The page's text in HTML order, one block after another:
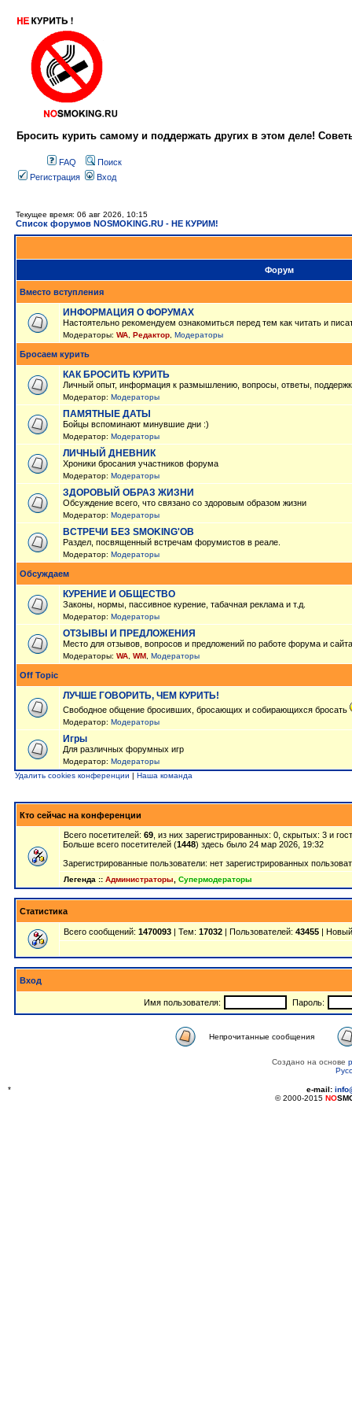
Бросить курить самому и поддержать других в этом деле!
FAQ
Поиск
Регистрация
Вход
Текущее время: 06 авг 2026, 10:15
Список форумов NOSMOKING.RU - НЕ КУРИМ!
Форум
Вместо вступления
ИНФОРМАЦИЯ О ФОРУМАХ
Настоятельно рекомендуем ознакомиться перед тем как читать и
Модераторы: WA Редактор Модераторы
Бросаем курить
КАК БРОСИТЬ КУРИТЬ
Личный опыт, информация к размышлению, вопросы, ответы,
Модератор: Модераторы
ПАМЯТНЫЕ ДАТЫ
Бойцы вспоминают минувшие дни :)
Модератор: Модераторы
ЛИЧНЫЙ ДНЕВНИК
Хроники бросания участников форума
Модератор: Модераторы
ЗДОРОВЫЙ ОБРАЗ ЖИЗНИ
Обсуждение всего, что связано со здоровым образом жизни
Модератор: Модераторы
ВСТРЕЧИ БЕЗ SMOKING'OB
Раздел, посвященный встречам форумистов в реале.
Модератор: Модераторы
Обсуждаем
КУРЕНИЕ И ОБЩЕСТВО
Законы, нормы, пассивное курение, табачная реклама и т.д.
Модератор: Модераторы
ОТЗЫВЫ И ПРЕДЛОЖЕНИЯ
Место для отзывов, вопросов и предложений по работе форума и сайта
Модераторы: WA WM Модераторы
Off Topic
ЛУЧШЕ ГОВОРИТЬ, ЧЕМ КУРИТЬ!
Свободное общение бросивших, бросающих и собирающихся бросать
Модератор: Модераторы
Игры
Для различных форумных игр
Модератор: Модераторы
Удалить cookies конференции | Наша команда
Кто сейчас на конференции
Всего посетителей: 69 , из них зарегистрированных: 0, скрытых: 3 и
Больше всего посетителей (1448) здесь было 24 мар 2026, 19:32
Зарегистрированные пользователи: нет зарегистрированных
Легенда :: Администраторы Супермодераторы
Статистика
Всего сообщений: 1470093 | Тем: 17032 | Пользователей: 43455 |
Вход
Имя пользователя: Пароль:
Непрочитанные сообщения
Создано на основе
* e-mail:
© 2000-2015 NO